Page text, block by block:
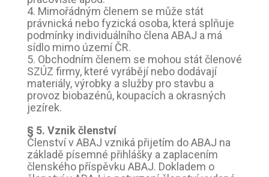
4. Mimořádným členem se může stát
právnická nebo fyzická osoba, která splňuje
podmínky individuálního člena ABAJ a má
sídlo mimo území ČR.
5. Obchodním členem se mohou stát členové
SZÚZ firmy, které vyrábějí nebo dodávají
materiály, výrobky a služby pro stavbu a
provoz biobazénů, koupacích a okrasných
jezírek.
§ 5. Vznik členství
Členství v ABAJ vzniká přijetím do ABAJ na
základě písemné přihlášky a zaplacením
členského příspěvku ABAJ. Dokladem o